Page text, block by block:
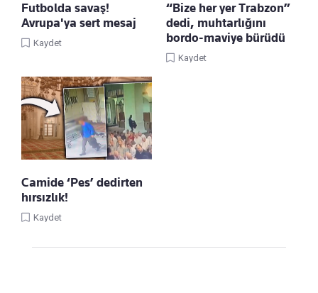
Futbolda savaş!
Avrupa'ya sert mesaj
Kaydet
“Bize her yer Trabzon”
dedi, muhtarlığını
bordo-maviye bürüdü
Kaydet
Camide ‘Pes’ dedirten
hırsızlık!
Kaydet